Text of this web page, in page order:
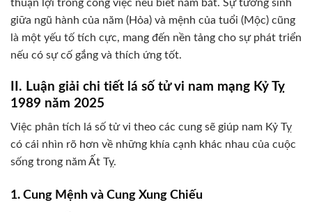
thuận lợi trong công việc nếu biết nắm bắt. Sự tương sinh
giữa ngũ hành của năm (Hỏa) và mệnh của tuổi (Mộc) cũng
là một yếu tố tích cực, mang đến nền tảng cho sự phát triển
nếu có sự cố gắng và thích ứng tốt.
II. Luận giải chi tiết lá số tử vi nam mạng Kỷ Tỵ
1989 năm 2025
Việc phân tích lá số tử vi theo các cung sẽ giúp nam Kỷ Tỵ
có cái nhìn rõ hơn về những khía cạnh khác nhau của cuộc
sống trong năm Ất Tỵ.
1. Cung Mệnh và Cung Xung Chiếu